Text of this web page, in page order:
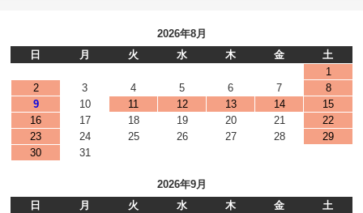
2026年8月
日
月 火 水 木 金
土
1
2
3 4 5 6 7
8
9
10 11 12 13 14
15
16
17 18 19 20 21
22
23
24 25 26 27 28
29
30
31
2026年9月
日
月 火 水 木 金
土